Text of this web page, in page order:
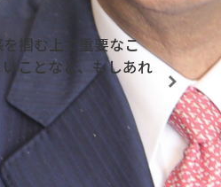
掴む上で重要なこ
ことなど、もしあれ